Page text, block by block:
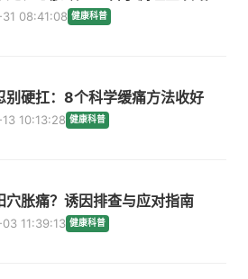
08:41:08 健康科普
别硬扛：8个科学缓痛方法收好
10:13:28 健康科普
穴胀痛？诱因排查与应对指南
11:39:13 健康科普